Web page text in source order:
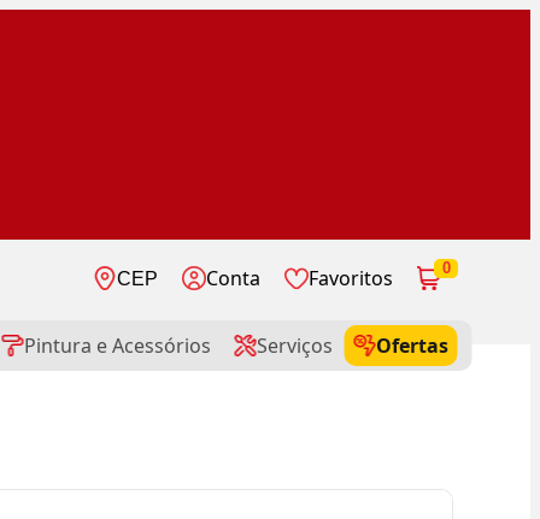
CEP Conta Favoritos 0
Pintura e Acessórios Serviços
Ofertas